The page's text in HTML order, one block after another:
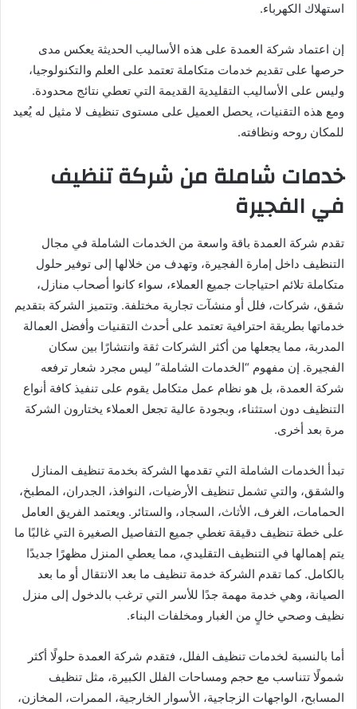
استهلاك الكهرباء.
إن اعتماد شركة العمدة على هذه الأساليب الحديثة يعكس مدى
حرصها على تقديم خدمات متكاملة تعتمد على العلم والتكنولوجيا،
وليس على الأساليب التقليدية القديمة التي تعطي نتائج محدودة.
ومع هذه التقنيات، يحصل العميل على مستوى تنظيف لا مثيل له يُعيد
للمكان روحه ونظافته.
خدمات شاملة من شركة تنظيف
في الفجيرة
تقدم شركة العمدة باقة واسعة من الخدمات الشاملة في مجال
التنظيف داخل إمارة الفجيرة، وتهدف من خلالها إلى توفير حلول
متكاملة تلائم احتياجات جميع العملاء، سواء كانوا أصحاب منازل،
شقق، شركات، فلل أو منشآت تجارية مختلفة. وتتميز الشركة بتقديم
خدماتها بطريقة احترافية تعتمد على أحدث التقنيات وأفضل العمالة
المدربة، مما يجعلها من أكثر الشركات ثقة وانتشارًا بين سكان
الفجيرة. إن مفهوم “الخدمات الشاملة” ليس مجرد شعار ترفعه
شركة العمدة، بل هو نظام عمل متكامل يقوم على تنفيذ كافة أنواع
التنظيف دون استثناء، وبجودة عالية تجعل العملاء يختارون الشركة
مرة بعد أخرى.
تبدأ الخدمات الشاملة التي تقدمها الشركة بخدمة تنظيف المنازل
والشقق، والتي تشمل تنظيف الأرضيات، النوافذ، الجدران، المطبخ،
الحمامات، الغرف، الأثاث، السجاد، والستائر. ويعتمد الفريق العامل
على خطة تنظيف دقيقة تغطي جميع التفاصيل الصغيرة التي غالبًا ما
يتم إهمالها في التنظيف التقليدي، مما يعطي المنزل مظهرًا جديدًا
بالكامل. كما تقدم الشركة خدمة تنظيف ما بعد الانتقال أو ما بعد
الصيانة، وهي خدمة مهمة جدًا للأسر التي ترغب بالدخول إلى منزل
نظيف وصحي خالٍ من الغبار ومخلفات البناء.
أما بالنسبة لخدمات تنظيف الفلل، فتقدم شركة العمدة حلولًا أكثر
شمولًا تتناسب مع حجم ومساحات الفلل الكبيرة، مثل تنظيف
المسابح، الواجهات الزجاجية، الأسوار الخارجية، الممرات، المخازن،